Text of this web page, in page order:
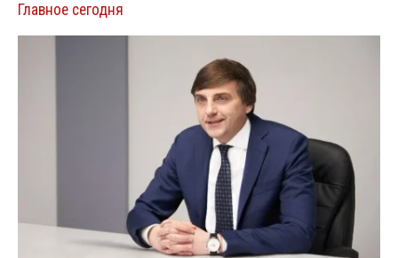
Главное сегодня